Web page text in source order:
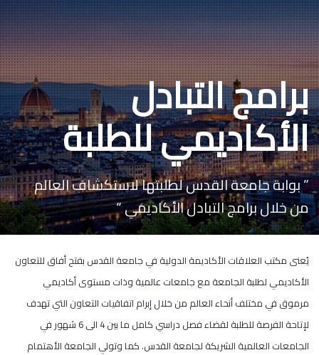
برامج التبادل
الأكاديمي للطلبة
” بوابة جامعة القدس لطلبتها لاستكشاف العالم
من خلال برامج التبادل الأكاديمي “
يُعنى مكتب العلاقات الأكاديمة الدولية في جامعة القدس بفتح أفاق للتعاون
الأكاديمي لطلبة الجامعة مع جامعات عالمية وذات مستوى أكاديمي
مرموق في مختلف أنحاء العالم من خلال إبرام اتفاقيات التعاون التي تهدف
لإتاحة الفرصة للطلبة لقضاء فصل دراسي كامل ما بين 4 الى 6 شهور في
الجامعات العالمية الشريكة لجامعة القدس. كما وتولي الجامعة الأهتمام